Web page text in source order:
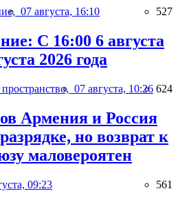
07 августа, 16:10 527
С 16:00 6 августа
2026 года
07 августа, 10:26 624
Армения и Россия
но возврат к
маловероятен
09:23 561